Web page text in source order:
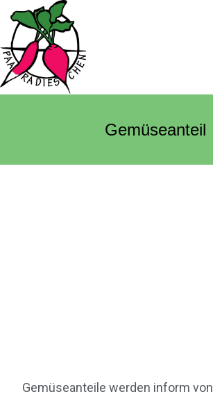
Gemüseanteil
Gemüseanteile werden inform von